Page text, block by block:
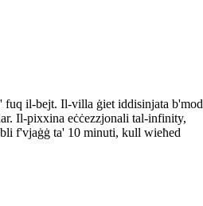
fuq il-bejt. Il-villa ġiet iddisinjata b'mod
Il-pixxina eċċezzjonali tal-infinity,
f'vjaġġ ta' 10 minuti, kull wieħed